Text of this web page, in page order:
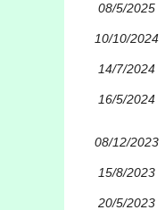
08/5/2025
10/10/2024
14/7/2024
16/5/2024
08/12/2023
15/8/2023
20/5/2023